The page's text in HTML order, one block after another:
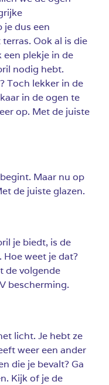
dus een
Ook al is die
een plekje in de
nodig hebt.
Toch lekker in de
in de ogen te
op. Met de juiste
Maar nu op
de juiste glazen.
je biedt, is de
weet je dat?
de volgende
bescherming.
licht. Je hebt ze
weer een ander
die je bevalt? Ga
Kijk of je de